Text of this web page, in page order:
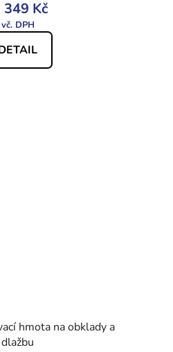
349 Kč
hmota na obklady a
dlažbu